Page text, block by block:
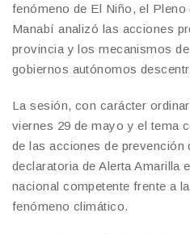
fenómeno de El Niño, el
Manabí analizó las acciones
provincia y los mecanismos
gobiernos autónomos
La sesión, con carácter
viernes 29 de mayo y el tema
de las acciones de prevención
declaratoria de Alerta Amarilla
nacional competente frente a
fenómeno climático.